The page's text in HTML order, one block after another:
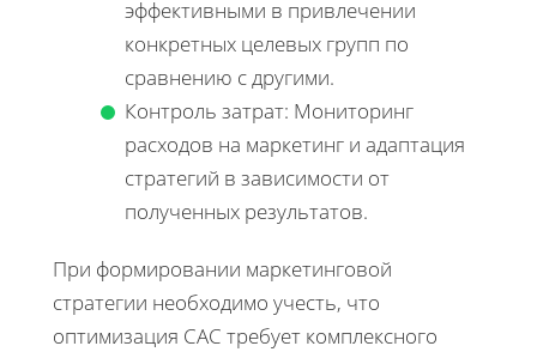
эффективными в привлечении
конкретных целевых групп по
сравнению с другими.
Контроль затрат: Мониторинг
расходов на маркетинг и адаптация
стратегий в зависимости от
полученных результатов.
При формировании маркетинговой
стратегии необходимо учесть, что
оптимизация CAC требует комплексного